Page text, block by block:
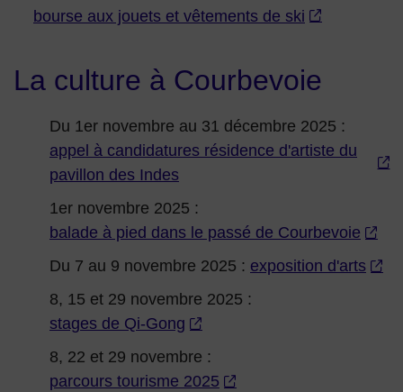
bourse aux jouets et vêtements de ski
La culture à Courbevoie
Du 1er novembre au 31 décembre 2025 :
appel à candidatures résidence d'artiste du
pavillon des Indes
1er novembre 2025 :
balade à pied dans le passé de Courbevoie
Du 7 au 9 novembre 2025 : exposition d'arts
8, 15 et 29 novembre 2025 :
stages de Qi-Gong
8, 22 et 29 novembre :
parcours tourisme 2025